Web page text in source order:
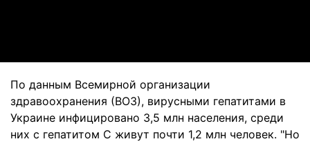
По данным Всемирной организации
здравоохранения (ВОЗ), вирусными гепатитами в
Украине инфицировано 3,5 млн населения, среди
них с гепатитом С живут почти 1,2 млн человек. "Но